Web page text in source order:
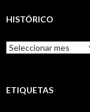
HISTÓRICO
Histórico
ETIQUETAS